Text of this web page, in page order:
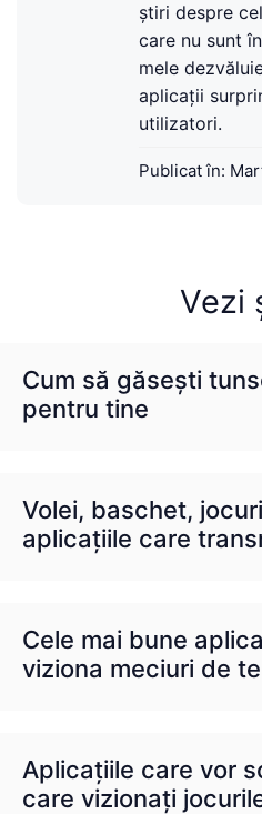
știri despre
care nu sunt
mele
aplicații
utilizatori.
Publicat în:
Vezi
Cum să găsești
pentru tine
Volei, baschet,
aplicațiile care
Cele mai bune
viziona meciuri de
Aplicațiile care vor
care vizionați